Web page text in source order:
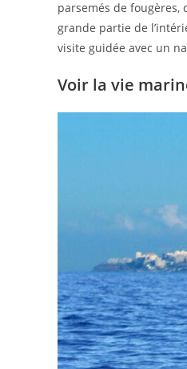
parsemés de
grande partie de
visite guidée avec un
Voir la vie